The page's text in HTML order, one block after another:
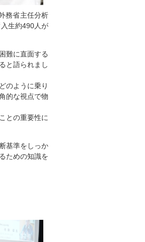
務省主任分析
生約490人が
難に直面する
と語られまし
のように乗り
的な視点で物
との重要性に
基準をしっか
ための知識を